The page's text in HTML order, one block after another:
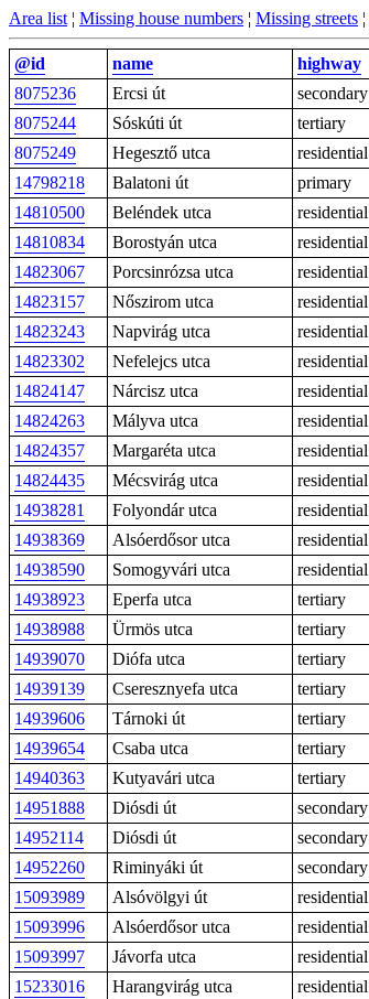
Area list ¦ Missing house numbers ¦ Missing streets ¦
@id name highway
8075236
Ercsi út secondary
8075244
Sóskúti út tertiary
8075249
Hegesztő utca residential
14798218
Balatoni út primary
14810500
Beléndek utca residential
14810834
Borostyán utca residential
14823067
Porcsinrózsa utca residential
14823157
Nőszirom utca residential
14823243
Napvirág utca residential
14823302
Nefelejcs utca residential
14824147
Nárcisz utca residential
14824263
Mályva utca residential
14824357
Margaréta utca residential
14824435
Mécsvirág utca residential
14938281
Folyondár utca residential
14938369
Alsóerdősor utca residential
14938590
Somogyvári utca residential
14938923
Eperfa utca tertiary
14938988
Ürmös utca tertiary
14939070
Diófa utca tertiary
14939139
Cseresznyefa utca tertiary
14939606
Tárnoki út tertiary
14939654
Csaba utca tertiary
14940363
Kutyavári utca tertiary
14951888
Diósdi út secondary
14952114
Diósdi út secondary
14952260
Riminyáki út secondary
15093989
Alsóvölgyi út residential
15093996
Alsóerdősor utca residential
15093997
Jávorfa utca residential
15233016
Harangvirág utca residential